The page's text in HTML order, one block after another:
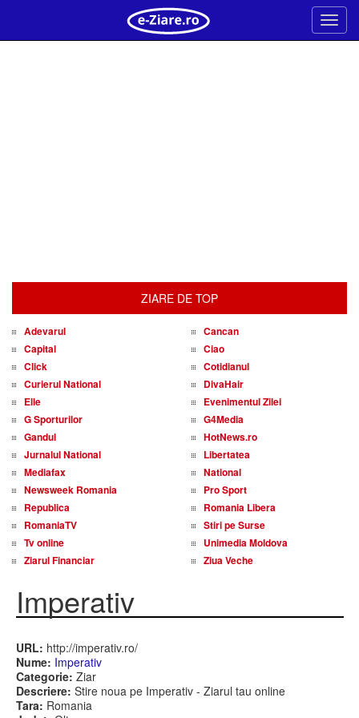
Meniu
ZIARE DE TOP
Adevarul
Cancan
Capital
Ciao
Click
Cotidianul
Curierul National
DivaHair
Elle
Evenimentul Zilei
G Sporturilor
G4Media
Gandul
HotNews.ro
Jurnalul National
Libertatea
Mediafax
National
Newsweek Romania
Pro Sport
Republica
Romania Libera
RomaniaTV
Stiri pe Surse
Tv online
Unimedia Moldova
Ziarul Financiar
Ziua Veche
Imperativ
URL: http://imperativ.ro/
Nume: Imperativ
Categorie: Ziar
Descriere: Stire noua pe Imperativ - Ziarul tau online
Tara: Romania